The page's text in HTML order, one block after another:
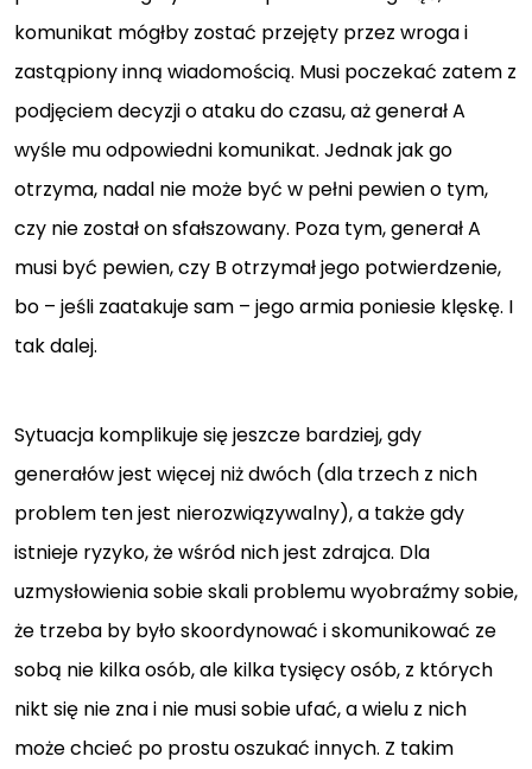
komunikat mógłby zostać przejęty przez wroga i
zastąpiony inną wiadomością. Musi poczekać zatem z
podjęciem decyzji o ataku do czasu, aż generał A
wyśle mu odpowiedni komunikat. Jednak jak go
otrzyma, nadal nie może być w pełni pewien o tym,
czy nie został on sfałszowany. Poza tym, generał A
musi być pewien, czy B otrzymał jego potwierdzenie,
bo – jeśli zaatakuje sam – jego armia poniesie klęskę. I
tak dalej.
Sytuacja komplikuje się jeszcze bardziej, gdy
generałów jest więcej niż dwóch (dla trzech z nich
problem ten jest nierozwiązywalny), a także gdy
istnieje ryzyko, że wśród nich jest zdrajca. Dla
uzmysłowienia sobie skali problemu wyobraźmy sobie,
że trzeba by było skoordynować i skomunikować ze
sobą nie kilka osób, ale kilka tysięcy osób, z których
nikt się nie zna i nie musi sobie ufać, a wielu z nich
może chcieć po prostu oszukać innych. Z takim